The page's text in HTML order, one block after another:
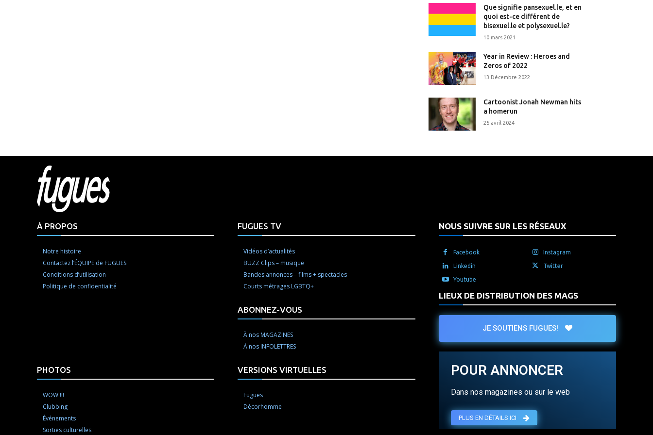
Que signifie pansexuel.le, et en
quoi est-ce différent de
bisexuel.le et polysexuel.le?
10 mars 2021
Year in Review : Heroes and
Zeros of 2022
13 Décembre 2022
Cartoonist Jonah Newman hits
a homerun
25 avril 2024
À PROPOS
Notre histoire
Contactez l’ÉQUIPE de FUGUES
Conditions d’utilisation
Politique de confidentialité
FUGUES TV
Vidéos d’actualités
BUZZ Clips – musique
Bandes annonces – films + spectacles
Courts métrages LGBTQ+
ABONNEZ-VOUS
À nos MAGAZINES
À nos INFOLETTRES
PHOTOS
WOW !!!
Clubbing
Événements
Sorties culturelles
VERSIONS VIRTUELLES
Fugues
Décorhomme
NOUS SUIVRE SUR LES RÉSEAUX
Facebook Instagram
Linkedin Twitter
Youtube
LIEUX DE DISTRIBUTION DES MAGS
JE SOUTIENS FUGUES!
POUR ANNONCER
Dans nos magazines ou sur le web
PLUS EN DÉTAILS ICI